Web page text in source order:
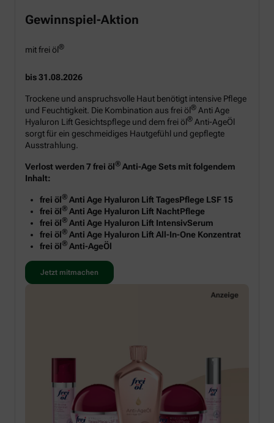
Gewinnspiel-Aktion
mit frei öl®
bis 31.08.2026
Trockene und anspruchsvolle Haut benötigt intensive Pflege
und Feuchtigkeit. Die Kombination aus frei öl® Anti Age
Hyaluron Lift Gesichtspflege und dem frei öl® Anti-AgeÖl
sorgt für ein geschmeidiges Hautgefühl und gepflegte
Ausstrahlung.
Verlost werden 7 frei öl® Anti-Age Sets mit folgendem
Inhalt:
frei öl® Anti Age Hyaluron Lift TagesPflege LSF 15
frei öl® Anti Age Hyaluron Lift NachtPflege
frei öl® Anti Age Hyaluron Lift IntensivSerum
frei öl® Anti Age Hyaluron Lift All-In-One Konzentrat
frei öl® Anti-AgeÖl
Jetzt mitmachen